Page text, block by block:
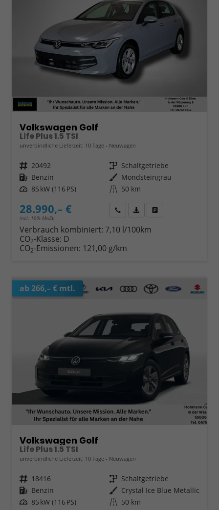
Volkswagen Golf
Life Plus 1.5 TSI
unverbindliche Lieferzeit: 10 Tage Neuwagen
Fahrzeugnr. 20492 Getriebe Schaltgetriebe
Kraftstoff Benzin Außenfarbe Mondsteingrau
Leistung 85 kW (116 PS) Kilometerstand 50 km
28.990,– €
incl. 19% MwSt.
Wir rufen Sie anFahrzeugexposé (PDF)
Verbrauch kombiniert: 7,10 l/100km
CO2-Klasse: D
CO2-Emissionen: 121,00 g/km
ab 266,– € mtl.
Volkswagen Golf
Life Plus 1.5 TSI
unverbindliche Lieferzeit: 10 Tage Neuwagen
Fahrzeugnr. 18416 Getriebe Schaltgetriebe
Kraftstoff Benzin Außenfarbe Crystal Ice Blue Metallic
Leistung 85 kW (116 PS) Kilometerstand 50 km